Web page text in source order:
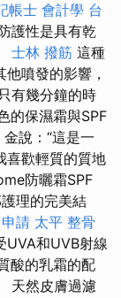
帳士 會計學 台
護性是具有乾
士林 撥筋 這種
噴發的影響，
有幾分鐘的時
的保濕霜與SPF
金說：“這是一
喜歡輕質的質地
防曬霜SPF
理的完美結
請 太平 整骨
UVA和UVB射線
酸的乳霜的配
天然皮膚過濾